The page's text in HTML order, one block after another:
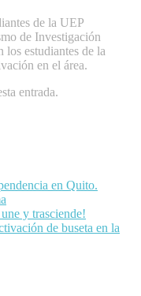
de la UEP
de Investigación
los estudiantes de la
en el área.
entrada.
en Quito.
y trasciende!
de buseta en la